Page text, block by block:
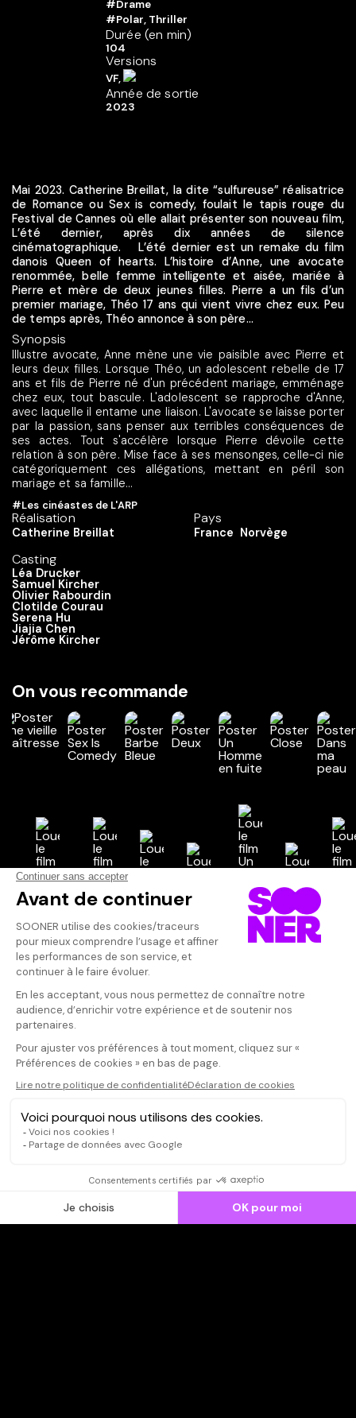
#Drame
#Polar, Thriller
Durée (en min)
104
Versions
VF,
Année de sortie
2023
Mai 2023. Catherine Breillat, la dite “sulfureuse” réalisatrice
de Romance ou Sex is comedy, foulait le tapis rouge du
Festival de Cannes où elle allait présenter son nouveau film,
L’été dernier, après dix années de silence
cinématographique. L’été dernier est un remake du film
danois Queen of hearts. L’histoire d’Anne, une avocate
renommée, belle femme intelligente et aisée, mariée à
Pierre et mère de deux jeunes filles. Pierre a un fils d’un
premier mariage, Théo 17 ans qui vient vivre chez eux. Peu
de temps après, Théo annonce à son père...
Synopsis
Illustre avocate, Anne mène une vie paisible avec Pierre et
leurs deux filles. Lorsque Théo, un adolescent rebelle de 17
ans et fils de Pierre né d'un précédent mariage, emménage
chez eux, tout bascule. L'adolescent se rapproche d'Anne,
avec laquelle il entame une liaison. L'avocate se laisse porter
par la passion, sans penser aux terribles conséquences de
ses actes. Tout s'accélère lorsque Pierre dévoile cette
relation à son père. Mise face à ses mensonges, celle-ci nie
catégoriquement ces allégations, mettant en péril son
mariage et sa famille...
#Les cinéastes de L'ARP
Réalisation
Catherine Breillat
Casting
Léa Drucker
Samuel Kircher
Olivier Rabourdin
Clotilde Courau
Serena Hu
Jiajia Chen
Jérôme Kircher
Pays
France Norvège
On vous recommande
Vos avis
Donnez votre avis
Votre note
Votre commentaire
Il faut vous connecter pour
publier un avis
CONNEXION
Bon film.
qui mettent
acteurs qui
Qui sommes-nous ?